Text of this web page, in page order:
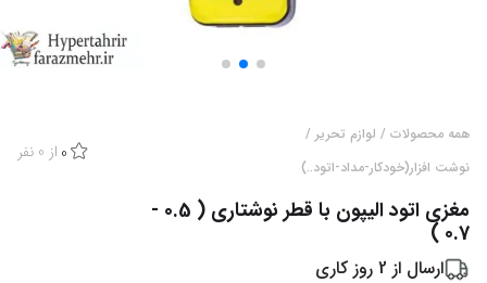
همه محصولات / لوازم تحریر /
نوشت افزار(خودکار-مداد-اتود..)
0 از 0 نفر
مغزی اتود الیپون با قطر نوشتاری ( 0.5 -
0.7 )
ارسال از 2 روز کاری